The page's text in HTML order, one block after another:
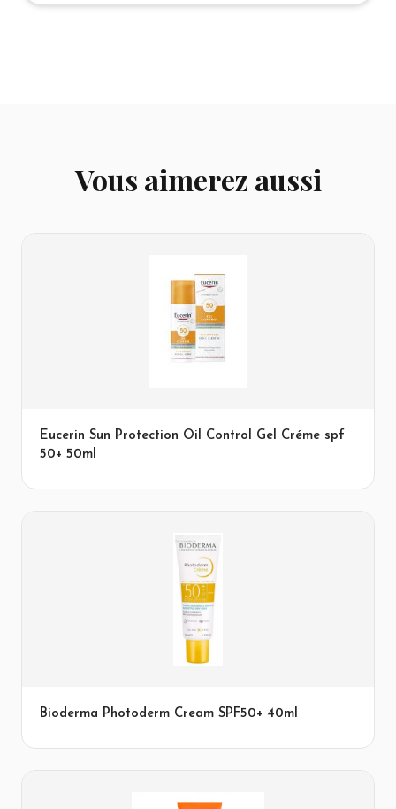
Vous aimerez aussi
Eucerin Sun Protection Oil Control Gel Créme spf
50+ 50ml
Bioderma Photoderm Cream SPF50+ 40ml